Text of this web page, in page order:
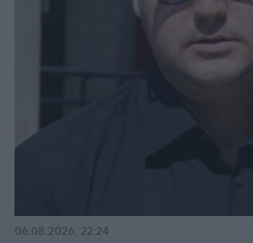
06.08.2026, 22:24